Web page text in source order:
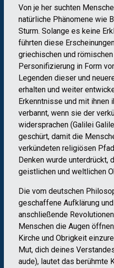
Von je her suchten
natürliche Phänomene wie
Sturm. Solange es keine
führten diese
griechischen und
Personifizierung in Form
Legenden dieser und
erhalten und weiter
Erkenntnisse und mit ihnen
verbannt, wenn sie der
widersprachen (Galilei
geschürt, damit die
verkündeten religiösen
Denken wurde unterdrückt,
geistlichen und weltlichen
Die vom deutschen
geschaffene Aufklärung
anschließende
Menschen die Augen
Kirche und Obrigkeit
Mut, dich deines
aude), lautet das berühmte